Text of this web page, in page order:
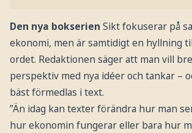
Den nya bokserien Sikt fokuserar på
ekonomi, men är samtidigt en hyllning
ordet. Redaktionen säger att man vill
perspektiv med nya idéer och tankar –
bäst förmedlas i text.
”Än idag kan texter förändra hur man
hur ekonomin fungerar eller bara hur